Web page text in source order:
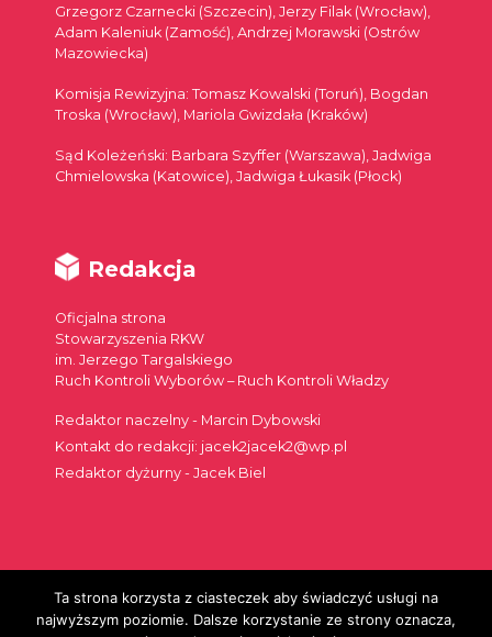
Grzegorz Czarnecki (Szczecin), Jerzy Filak (Wrocław),
Adam Kaleniuk (Zamość), Andrzej Morawski (Ostrów
Mazowiecka)
Komisja Rewizyjna: Tomasz Kowalski (Toruń), Bogdan
Troska (Wrocław), Mariola Gwizdała (Kraków)
Sąd Koleżeński: Barbara Szyffer (Warszawa), Jadwiga
Chmielowska (Katowice), Jadwiga Łukasik (Płock)
Redakcja
Oficjalna strona
Stowarzyszenia RKW
im. Jerzego Targalskiego
Ruch Kontroli Wyborów – Ruch Kontroli Władzy
Redaktor naczelny - Marcin Dybowski
Kontakt do redakcji: jacek2jacek2@wp.pl
Redaktor dyżurny - Jacek Biel
Szukaj:
Ta strona korzysta z ciasteczek aby świadczyć usługi na
najwyższym poziomie. Dalsze korzystanie ze strony oznacza,